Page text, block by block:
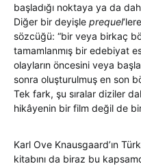
başladığı noktaya ya da
Diğer bir deyişle prequel
sözcüğü: “bir veya birkaç
tamamlanmış bir edebiyat
olayların öncesini veya
sonra oluşturulmuş en son
Tek fark, şu sıralar diziler
hikâyenin bir film değil de
Karl Ove Knausgaard’ın
kitabını da biraz bu